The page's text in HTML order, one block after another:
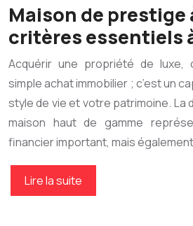
Maison de prestige
critères essentiels
Acquérir une propriété de luxe,
simple achat immobilier ; c’est un
style de vie et votre patrimoine. La
maison haut de gamme
financier important, mais
Lire la suite